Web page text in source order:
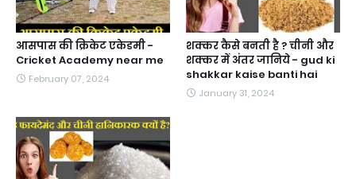
आसपास की क्रिकेट एकेडमी -
Cricket Academy near me
February 07, 2024
शक्कर कैसे बनती है ? चीनी और
शक्कर में अंतर जानिये - gud ki
shakkar kaise banti hai
January 31, 2024